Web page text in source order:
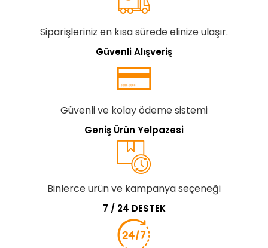
Siparişleriniz en kısa sürede elinize ulaşır.
Güvenli Alışveriş
Güvenli ve kolay ödeme sistemi
Geniş Ürün Yelpazesi
Binlerce ürün ve kampanya seçeneği
7 / 24 DESTEK